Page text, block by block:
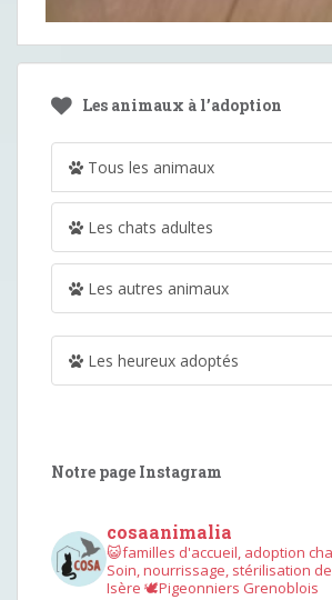
Les animaux à l’adoption
Tous les animaux
Les chats adultes
Les autres animaux
Les heureux adoptés
Notre page Instagram
cosaanimalia
😺familles d'accueil, adoption
Soin, nourrissage, stérilisation
Isère 🕊︎Pigeonniers Grenoblois